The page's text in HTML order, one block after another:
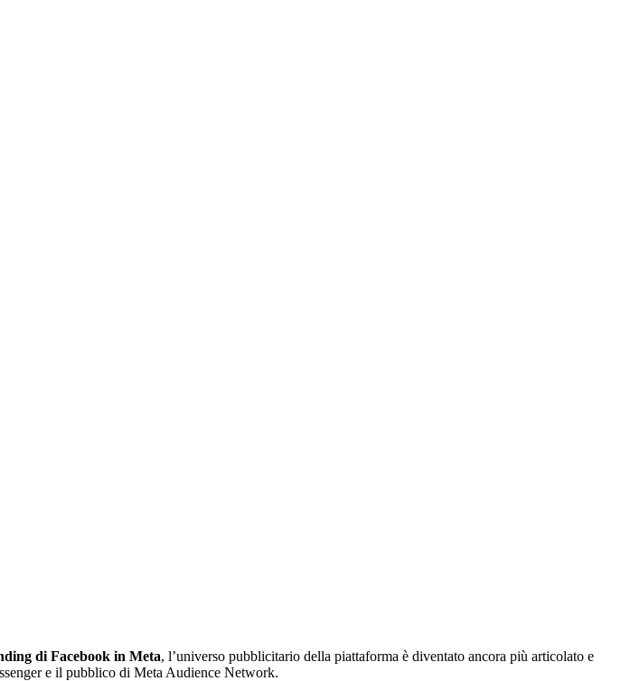
di Facebook in Meta, l’universo pubblicitario della piattaforma è diventato ancora più articolato e
e il pubblico di Meta Audience Network.